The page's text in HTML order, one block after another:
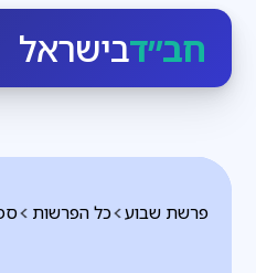
חב״דבישראל
כל הפרשות פרשת שבוע